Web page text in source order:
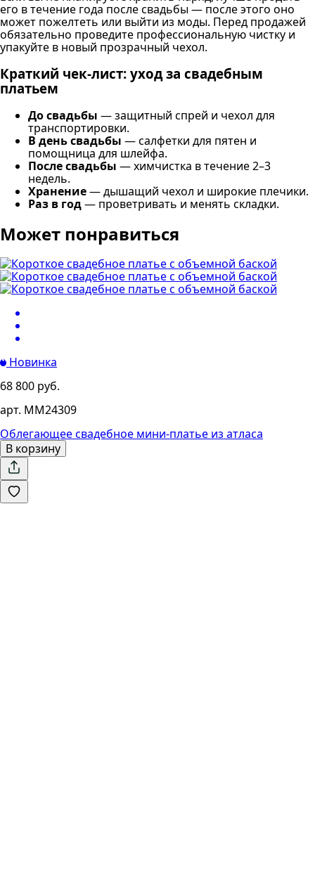
его в течение года после свадьбы — после этого оно
может пожелтеть или выйти из моды. Перед продажей
обязательно проведите профессиональную чистку и
упакуйте в новый прозрачный чехол.
Краткий чек-лист: уход за свадебным
платьем
До свадьбы — защитный спрей и чехол для
транспортировки.
В день свадьбы — салфетки для пятен и
помощница для шлейфа.
После свадьбы — химчистка в течение 2–3
недель.
Хранение— дышащий чехол и широкие плечики.
Раз в год— проветривать и менять складки.
Может понравиться
Новинка
68 800 руб.
арт. MM24309
Облегающее свадебное мини-платье из атласа
В корзину